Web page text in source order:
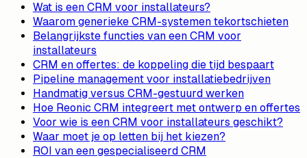
Wat is een CRM voor installateurs?
Waarom generieke CRM-systemen tekortschieten
Belangrijkste functies van een CRM voor
installateurs
CRM en offertes: de koppeling die tijd bespaart
Pipeline management voor installatiebedrijven
Handmatig versus CRM-gestuurd werken
Hoe Reonic CRM integreert met ontwerp en offertes
Voor wie is een CRM voor installateurs geschikt?
Waar moet je op letten bij het kiezen?
ROI van een gespecialiseerd CRM